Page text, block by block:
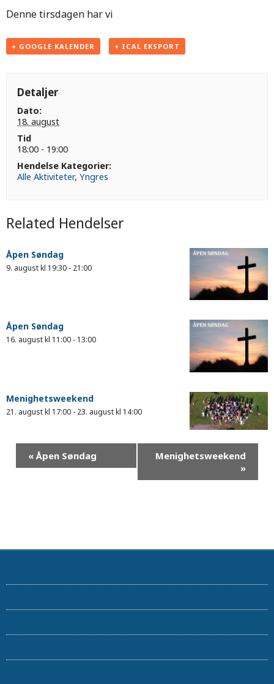
Denne tirsdagen har vi
+ GOOGLE KALENDER + ICAL EKSPORT
Detaljer
Dato:
18. august
Tid
18:00 - 19:00
Hendelse Kategorier:
Alle Aktiviteter,Yngres
Related Hendelser
Åpen Søndag
9. august kl 19:30 - 21:00
Åpen Søndag
16. august kl 11:00 - 13:00
Menighetsweekend
21. august kl 17:00 - 23. august kl 14:00
« Åpen Søndag
Menighetsweekend
»